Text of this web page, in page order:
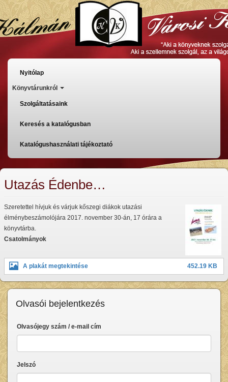
Ugrás
a
tartalomra
Főmenü
Nyitólap
Könyvtárunkról
Szolgáltatásaink
Keresés a katalógusban
Katalógushasználati tájékoztató
Utazás Édenbe…
Szeretettel hívjuk és várjuk kőszegi diákok utazási
élménybeszámolójára 2017. november 30-án, 17 órára a
könyvtárba.
Csatolmányok
A plakát megtekintése 452.19 KB
Olvasói bejelentkezés
Olvasójegy szám / e-mail cím
Jelszó